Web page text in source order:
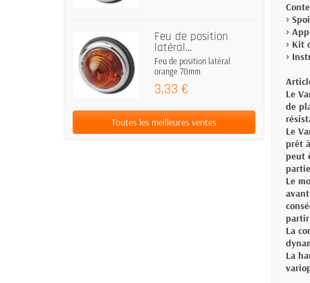
Feu de position
latéral...
Feu de position latéral
orange 70mm
3,33 €
Toutes les meilleures ventes
>
>
> Kit
>
Le
de
Le
prêt
peut
Le
partir
La
La